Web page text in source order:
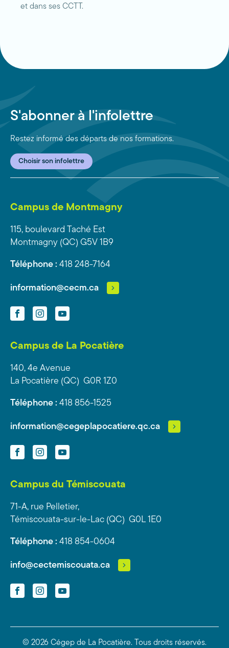
et dans ses CCTT.
S'abonner à l'infolettre
Restez informé des départs de nos formations.
Choisir son infolettre
Campus de Montmagny
115, boulevard Taché Est
Montmagny (QC) G5V 1B9
Téléphone : 418 248-7164
information@cecm.ca
FacebookInstagramYouTube
Campus de La Pocatière
140, 4e Avenue
La Pocatière (QC) G0R 1Z0
Téléphone : 418 856-1525
information@cegeplapocatiere.qc.ca
FacebookInstagramYouTube
Campus du Témiscouata
71-A, rue Pelletier,
Témiscouata-sur-le-Lac (QC) G0L 1E0
Téléphone : 418 854-0604
info@cectemiscouata.ca
FacebookInstagramYouTube
© 2026 Cégep de La Pocatière. Tous droits réservés.